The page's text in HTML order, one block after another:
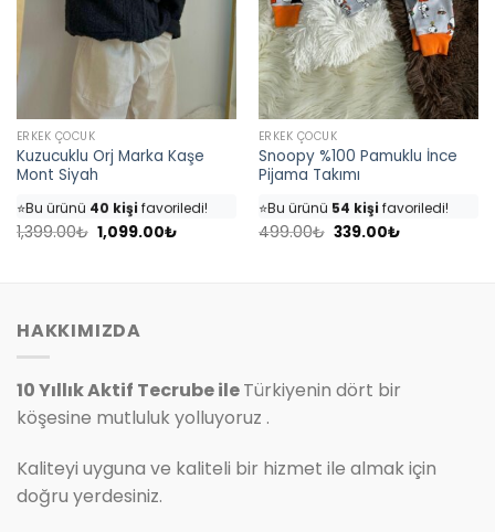
ERKEK ÇOCUK
Kuzucuklu Orj Marka Kaşe
Mont Siyah
👀Şu an35 kişi
⭐️Bu ürünü 40 kişi favoriledi!
🛒18 kişisepetine ekledi!
1,399.00₺ Orijinal
fiyat:
1,099.00₺Şu
ERKEK ÇOCUK
Snoopy %100 Pamuklu İnce
Pijama Takımı
👀Şu an 46 kişi
⭐️Bu ürünü 54 kişi favoriledi!
🛒25 kişisepetine ekledi!
499.00₺ Orijinal
339.00₺Şu
HAKKIMIZDA
10 Yıllık Aktif Tecrube ileTürkiyenin dört bir
köşesine mutluluk yolluyoruz .
Kaliteyi uyguna ve kaliteli bir hizmet ile almak için
doğru yerdesiniz.